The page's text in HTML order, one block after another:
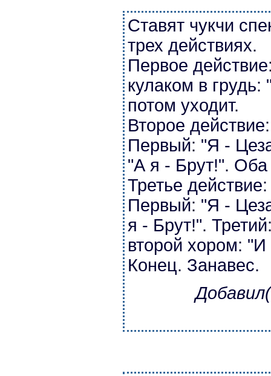
Ставят чукчи
трех действиях.
Первое
кулаком в
потом уходит.
Второе
Первый: "Я -
"А я - Брут!". Оба
Третье
Первый: "Я -
я - Брут!".
второй хором:
Конец. Занавес.